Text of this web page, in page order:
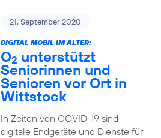
21. September 2020
DIGITAL MOBIL IM ALTER:
O2 unterstützt
Seniorinnen und
Senioren vor Ort in
Wittstock
In Zeiten von COVID-19 sind
digitale Endgeräte und Dienste für